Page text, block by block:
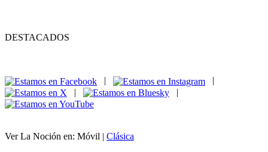
DESTACADOS
|
|
|
|
Ver La Noción en: Móvil | Clásica